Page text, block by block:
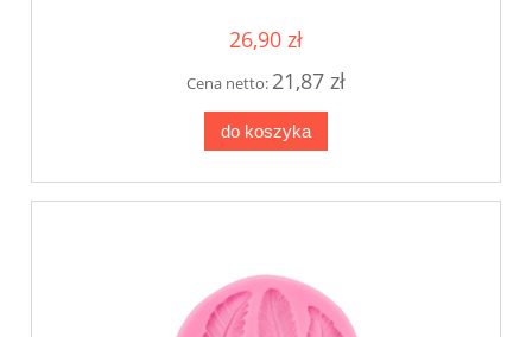
26,90 zł
Cena netto: 21,87 zł
do koszyka